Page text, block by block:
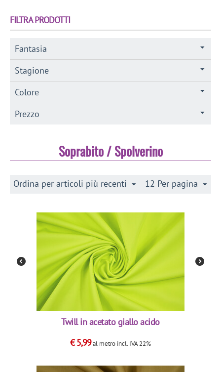
FILTRA PRODOTTI
Fantasia
Stagione
Colore
Prezzo
Soprabito / Spolverino
Ordina per articoli più recenti 12 Per pagina
Twill in acetato giallo acido
€5,99al metro incl. IVA 22%